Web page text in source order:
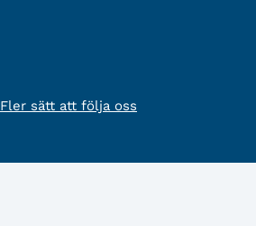
Fler sätt att följa oss